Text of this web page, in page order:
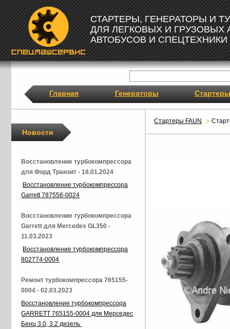
СТАРТЕРЫ, ГЕНЕРАТОРЫ И
ДЛЯ ЛЕГКОВЫХ И ГРУЗОВЫХ
АВТОБУСОВ И СПЕЦТЕХНИКИ
Главная Генераторы Стартеры
Стартеры FAUN
Новости
Восстановление турбокомпрессора
для Форд Транзит - 18.01.2024
Восстановление турбокомпрессора
Garrett 787556-0024
Восстановление турбокомпрессора
Garrett для Mercedes GL350 -
11.03.2023
Восстановление турбокомпрессора
802774-0004
Ремонт турбокомпрессора 765155-
0004 - 02.03.2023
Восстановление турбокомпрессора
GARRETT 765155-0004 для Мерседес
Бенц 3.0, 3.2 дизель